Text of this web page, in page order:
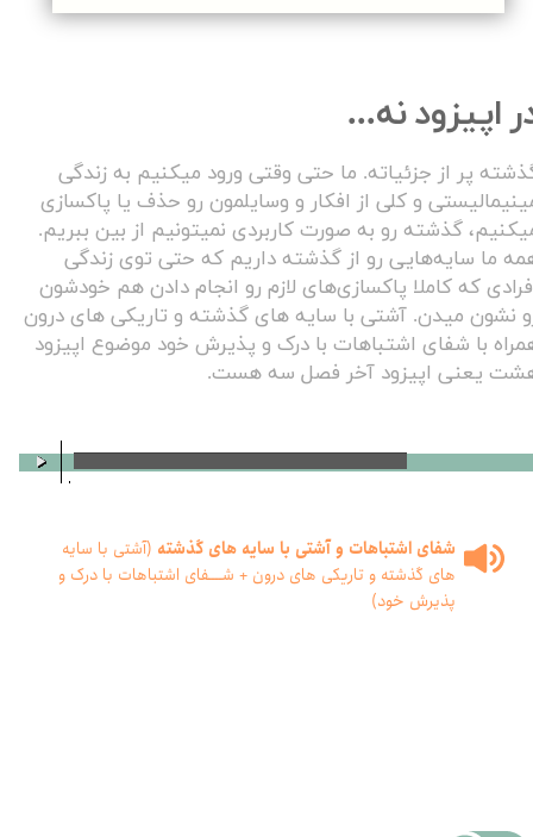
اپیزود نه...
پر از جزئیاته. ما حتی وقتی ورود میکنیم به زندگی
و کلی از افکار و وسایلمون رو حذف یا پاکسازی
گذشته رو به صورت کاربردی نمیتونیم از بین ببریم.
ما سایه‌هایی رو از گذشته داریم که حتی توی زندگی
که کاملا پاکسازی‌های لازم رو انجام دادن هم خودشون
نشون میدن. آشتی با سایه های گذشته و تاریکی های درون
با شفای اشتباهات با درک و پذیرش خود موضوع اپیزود
یعنی اپیزود آخر فصل سه هست.
شفای اشتباهات و آشتی با سایه های گذشته (آشتی با سایه
های گذشته و تاریکی های درون + شــــفای اشتباهات با درک و
پذیرش خود)